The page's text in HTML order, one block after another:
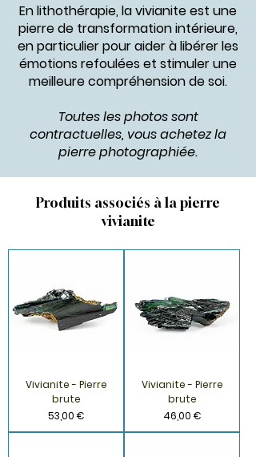
En lithothérapie, la vivianite est une
pierre de transformation intérieure,
en particulier pour aider à libérer les
émotions refoulées et stimuler une
meilleure compréhension de soi.
Toutes les photos sont
contractuelles, vous achetez la
pierre photographiée.
Produits associés à la pierre
vivianite
Vivianite - Pierre
brute
Prix
53,00 €
Vivianite - Pierre
brute
Prix
46,00 €